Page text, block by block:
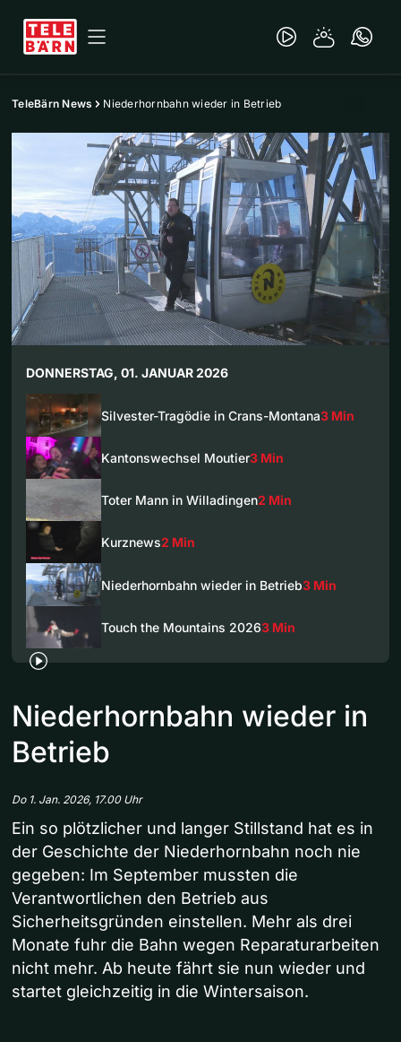
TeleBärn News Niederhornbahn wieder in Betrieb
DONNERSTAG, 01. JANUAR 2026
Silvester-Tragödie in Crans-Montana3 Min
Kantonswechsel Moutier3 Min
Toter Mann in Willadingen2 Min
Kurznews2 Min
Niederhornbahn wieder in Betrieb3 Min
Touch the Mountains 20263 Min
Niederhornbahn wieder in
Betrieb
Do 1. Jan. 2026, 17.00 Uhr
Ein so plötzlicher und langer Stillstand hat es in
der Geschichte der Niederhornbahn noch nie
gegeben: Im September mussten die
Verantwortlichen den Betrieb aus
Sicherheitsgründen einstellen. Mehr als drei
Monate fuhr die Bahn wegen Reparaturarbeiten
nicht mehr. Ab heute fährt sie nun wieder und
startet gleichzeitig in die Wintersaison.